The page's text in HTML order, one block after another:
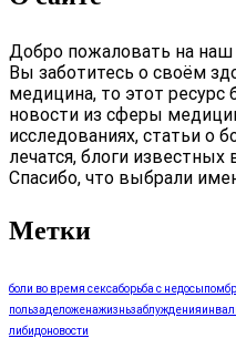
Добро пожаловать на наш
Вы заботитесь о своём
медицина, то этот ресурс
новости из сферы
исследованиях, статьи о
лечатся, блоги известных
Спасибо, что выбрали
Метки
боли во время сексаборьба с недосыпом
пользаделоженажизньзаблуждения
либидоновости